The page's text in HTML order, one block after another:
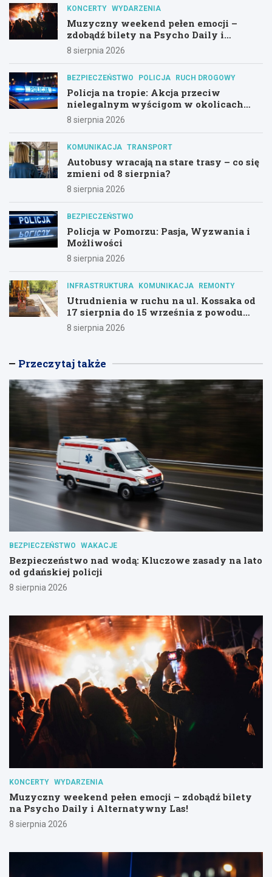
KONCERTY WYDARZENIA
Muzyczny weekend pełen emocji –
zdobądź bilety na Psycho Daily i
Alternatywny Las!
8 sierpnia 2026
BEZPIECZEŃSTWO POLICJA RUCH DROGOWY
Policja na tropie: Akcja przeciw
nielegalnym wyścigom w okolicach
Hali Olivia
8 sierpnia 2026
KOMUNIKACJA TRANSPORT
Autobusy wracają na stare trasy – co się
zmieni od 8 sierpnia?
8 sierpnia 2026
BEZPIECZEŃSTWO
Policja w Pomorzu: Pasja, Wyzwania i
Możliwości
8 sierpnia 2026
INFRASTRUKTURA KOMUNIKACJA REMONTY
Utrudnienia w ruchu na ul. Kossaka od
17 sierpnia do 15 września z powodu
modernizacji
8 sierpnia 2026
Przeczytaj także
BEZPIECZEŃSTWO WAKACJE
Bezpieczeństwo nad wodą: Kluczowe zasady na lato
od gdańskiej policji
8 sierpnia 2026
KONCERTY WYDARZENIA
Muzyczny weekend pełen emocji – zdobądź bilety
na Psycho Daily i Alternatywny Las!
8 sierpnia 2026